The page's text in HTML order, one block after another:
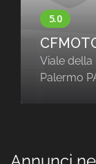
Viale della
Palermo